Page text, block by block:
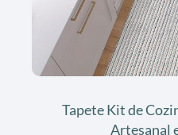
Tapete Kit de
Artesanal